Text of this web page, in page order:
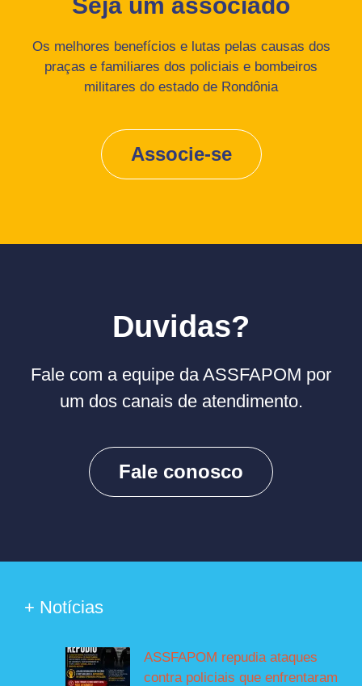
Os melhores benefícios e lutas pelas causas dos
praças e familiares dos policiais e bombeiros
militares do estado de Rondônia
Associe-se
Duvidas?
Fale com a equipe da ASSFAPOM por
um dos canais de atendimento.
Fale conosco
+ Notícias
ASSFAPOM repudia ataques
contra policiais que enfrentaram